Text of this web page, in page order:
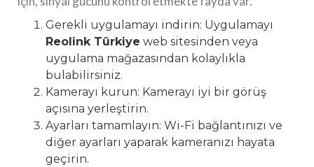
Gerekli uygulamayı indirin: Uygulamayı
Reolink Türkiye web sitesinden veya
uygulama mağazasından kolaylıkla
bulabilirsiniz.
Kamerayı kurun: Kamerayı iyi bir görüş
açısına yerleştirin.
Ayarları tamamlayın: Wi-Fi bağlantınızı ve
diğer ayarları yaparak kameranızı hayata
geçirin.